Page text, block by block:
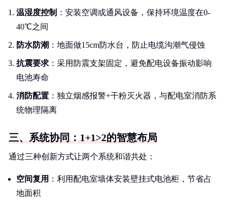
温湿度控制 ：安装空调或通风设备，保持环境温度在0-
40℃之间
防水防潮 ：地面做15cm防水台，防止电缆沟潮气侵蚀
抗震要求 ：采用防震支架固定，避免配电设备振动影响
电池寿命
消防配置 ：独立烟感报警+干粉灭火器，与配电室消防系
统物理隔离
三、系统协同：1+1>2的智慧布局
通过三种创新方式让两个系统和谐共处：
空间复用 ：利用配电室墙体安装壁挂式电池柜，节省占
地面积